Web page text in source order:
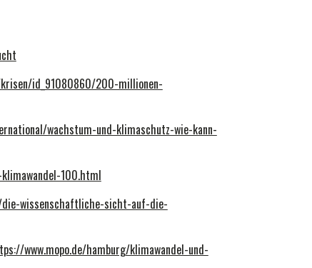
id_91080860/200-millionen-
wachstum-und-klimaschutz-wie-kann-
100.html
wissenschaftliche-sicht-auf-die-
www.mopo.de/hamburg/klimawandel-und-